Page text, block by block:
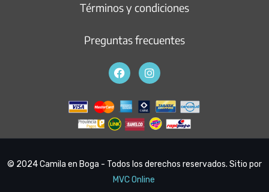
Términos y condiciones
Preguntas frecuentes
© 2024 Camila en Boga - Todos los derechos reservados. Sitio por
MVC Online